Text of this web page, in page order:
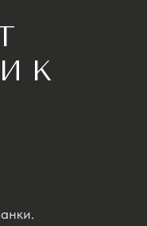
К